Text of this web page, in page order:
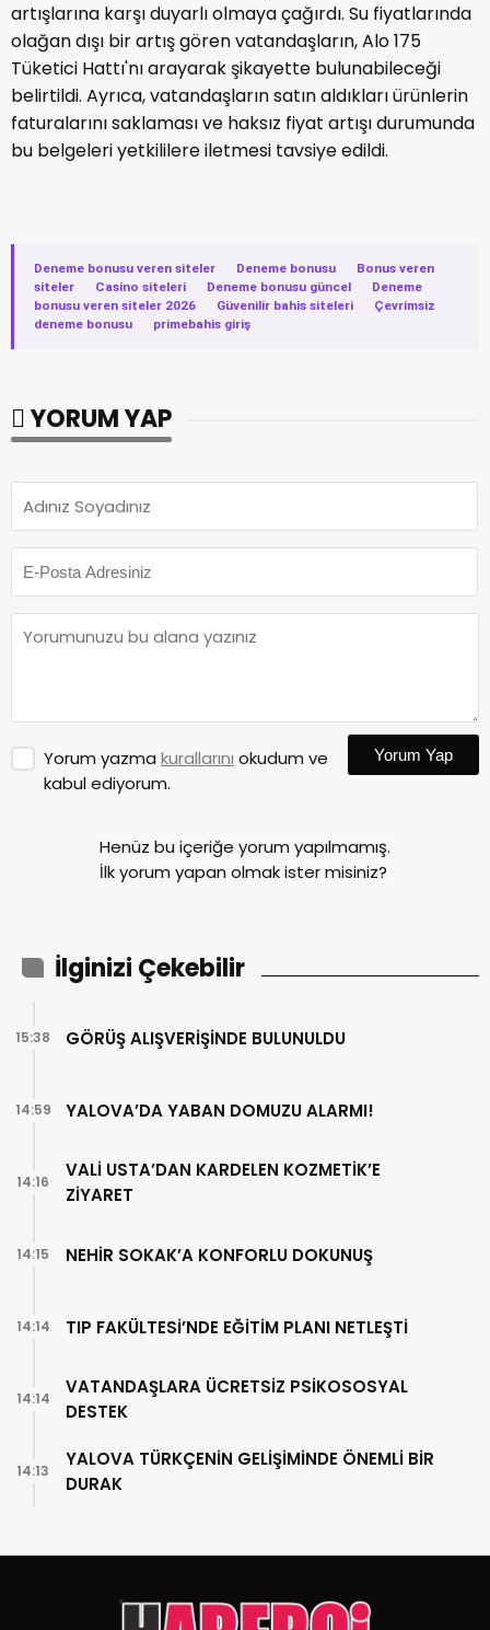
artışlarına karşı duyarlı olmaya çağırdı. Su fiyatlarında
olağan dışı bir artış gören vatandaşların, Alo 175
Tüketici Hattı'nı arayarak şikayette bulunabileceği
belirtildi. Ayrıca, vatandaşların satın aldıkları ürünlerin
faturalarını saklaması ve haksız fiyat artışı durumunda
bu belgeleri yetkililere iletmesi tavsiye edildi.
Deneme bonusu veren siteler · Deneme bonusu ·
Bonus veren
siteler
· Casino siteleri · Deneme bonusu güncel ·
Deneme
bonusu veren siteler 2026
· Güvenilir bahis siteleri ·
Çevrimsiz
deneme bonusu
· primebahis giriş
YORUM YAP
Yorum yazma kurallarını okudum ve
kabul ediyorum.
Yorum Yap
Henüz bu içeriğe yorum yapılmamış.
İlk yorum yapan olmak ister misiniz?
İlginizi Çekebilir
GÖRÜŞ ALIŞVERİŞİNDE BULUNULDU
15:38
YALOVA’DA YABAN DOMUZU ALARMI!
14:59
VALİ USTA’DAN KARDELEN KOZMETİK’E
ZİYARET
14:16
NEHİR SOKAK’A KONFORLU DOKUNUŞ
14:15
TIP FAKÜLTESİ’NDE EĞİTİM PLANI NETLEŞTİ
14:14
VATANDAŞLARA ÜCRETSİZ PSİKOSOSYAL
DESTEK
14:14
YALOVA TÜRKÇENİN GELİŞİMİNDE ÖNEMLİ BİR
DURAK
14:13